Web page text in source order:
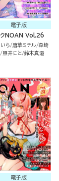
電子版
クNOAN Vol.26
ら 唐草ミチル 森埼
照井にと 鈴木真澄
電子版